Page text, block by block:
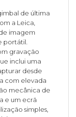
de última
a Leica,
imagem
portátil.
gravação
inclui uma
desde
com elevada
mecânica de
e um ecrã
simples,